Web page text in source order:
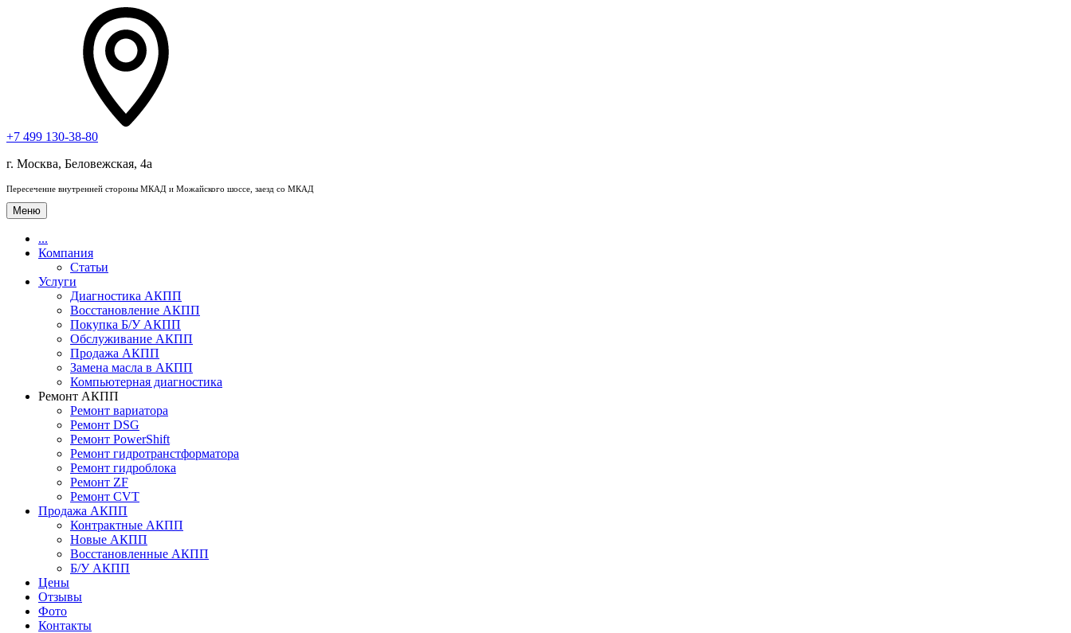
+7 499 130-38-80
г. Москва, Беловежская, 4a
Пересечение внутренней стороны МКАД и Можайского шоссе, заезд со МКАД
Меню
...
Компания
Статьи
Услуги
Диагностика АКПП
Восстановление АКПП
Покупка Б/У АКПП
Обслуживание АКПП
Продажа АКПП
Замена масла в АКПП
Компьютерная диагностика
Ремонт АКПП
Ремонт вариатора
Ремонт DSG
Ремонт PowerShift
Ремонт гидротранстформатора
Ремонт гидроблока
Ремонт ZF
Ремонт CVT
Продажа АКПП
Контрактные АКПП
Новые АКПП
Восстановленные АКПП
Б/У АКПП
Цены
Отзывы
Фото
Контакты